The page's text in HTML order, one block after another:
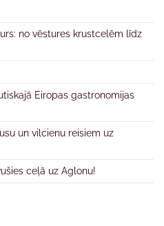
no vēstures krustcelēm līdz
Eiropas gastronomijas
un vilcienu reisiem uz
ceļā uz Aglonu!